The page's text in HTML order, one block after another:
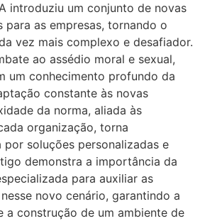
introduziu um conjunto de novas
para as empresas, tornando o
vez mais complexo e desafiador.
ao assédio moral e sexual,
um conhecimento profundo da
constante às novas
da norma, aliada às
organização, torna
por soluções personalizadas e
demonstra a importância da
para auxiliar as
novo cenário, garantindo a
a construção de um ambiente de